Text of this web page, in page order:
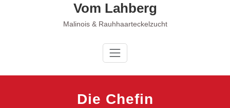
Vom Lahberg
Malinois & Rauhhaarteckelzucht
Die Chefin